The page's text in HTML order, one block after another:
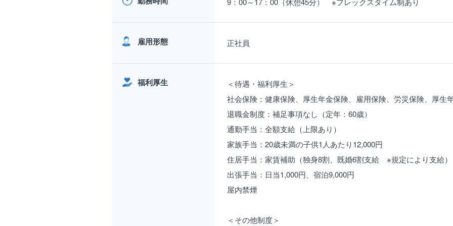
雇用形態 正社員
福利厚生
＜待遇・福利厚生＞
社会保険：健康保険、厚生年金保険、雇用保険、労災保険、厚生
退職金制度：補足事項なし（定年：60歳）
通勤手当：全額支給（上限あり）
家族手当：20歳未満の子供1人あたり12,000円
住居手当：家賃補助（独身8割、既婚6割支給 ※規定により支給）
出張手当：日当1,000円、宿泊9,000円
屋内禁煙
＜その他制度＞